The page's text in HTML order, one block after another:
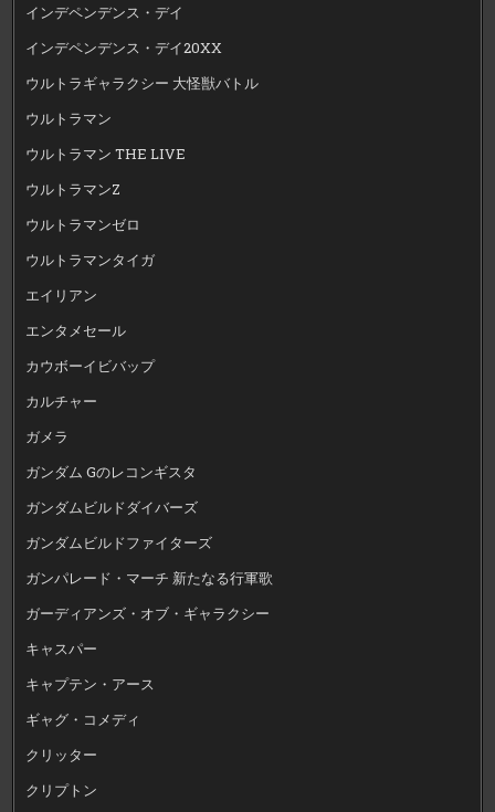
インデペンデンス・デイ
インデペンデンス・デイ20XX
ウルトラギャラクシー 大怪獣バトル
ウルトラマン
ウルトラマン THE LIVE
ウルトラマンZ
ウルトラマンゼロ
ウルトラマンタイガ
エイリアン
エンタメセール
カウボーイビバップ
カルチャー
ガメラ
ガンダム Gのレコンギスタ
ガンダムビルドダイバーズ
ガンダムビルドファイターズ
ガンパレード・マーチ 新たなる行軍歌
ガーディアンズ・オブ・ギャラクシー
キャスパー
キャプテン・アース
ギャグ・コメディ
クリッター
クリプトン